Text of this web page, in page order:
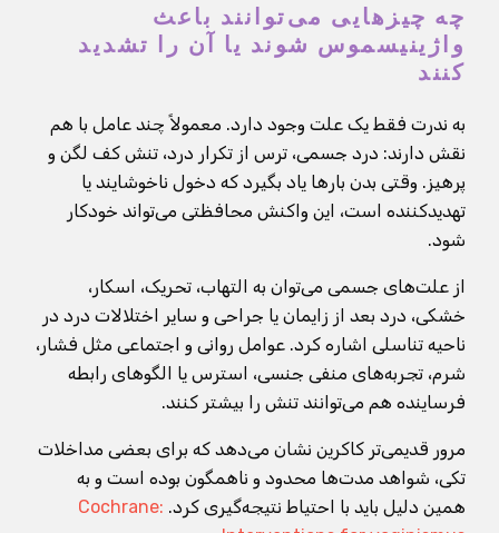
چه چیزهایی می‌توانند باعث
واژینیسموس شوند یا آن را تشدید
کنند
به ندرت فقط یک علت وجود دارد. معمولاً چند عامل با هم
نقش دارند: درد جسمی، ترس از تکرار درد، تنش کف لگن و
پرهیز. وقتی بدن بارها یاد بگیرد که دخول ناخوشایند یا
تهدیدکننده است، این واکنش محافظتی می‌تواند خودکار
شود.
از علت‌های جسمی می‌توان به التهاب، تحریک، اسکار،
خشکی، درد بعد از زایمان یا جراحی و سایر اختلالات درد در
ناحیه تناسلی اشاره کرد. عوامل روانی و اجتماعی مثل فشار،
شرم، تجربه‌های منفی جنسی، استرس یا الگوهای رابطه
فرساینده هم می‌توانند تنش را بیشتر کنند.
مرور قدیمی‌تر کاکرین نشان می‌دهد که برای بعضی مداخلات
تکی، شواهد مدت‌ها محدود و ناهمگون بوده است و به
همین دلیل باید با احتیاط نتیجه‌گیری کرد. Cochrane: